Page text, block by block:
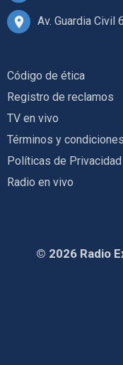
Av. Guardia Civil
Código de ética
Registro de reclamos
TV en vivo
Términos y condiciones
Políticas de Privacidad
Radio en vivo
© 2026 Radio